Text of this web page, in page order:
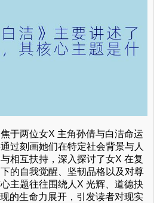
于两位女X 主角孙倩与白洁命运
过刻画她们在特定社会背景与人
相互扶持，深入探讨了女X 在复
的自我觉醒、坚韧品格以及对尊
主题往往围绕人X 光辉、道德抉
的生命力展开，引发读者对现实